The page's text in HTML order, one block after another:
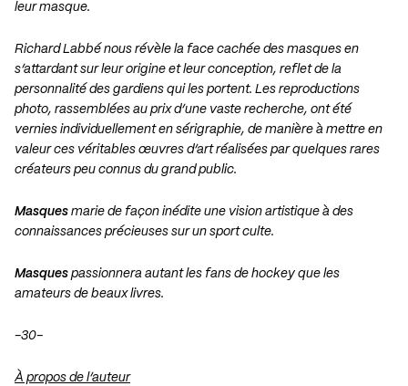
leur masque.
Richard Labbé nous révèle la face cachée des masques en
s’attardant sur leur origine et leur conception, reflet de la
personnalité des gardiens qui les portent. Les reproductions
photo, rassemblées au prix d’une vaste recherche, ont été
vernies individuellement en sérigraphie, de manière à mettre en
valeur ces véritables œuvres d’art réalisées par quelques rares
créateurs peu connus du grand public.
Masques marie de façon inédite une vision artistique à des
connaissances précieuses sur un sport culte.
Masques passionnera autant les fans de hockey que les
amateurs de beaux livres.
-30-
À propos de l’auteur